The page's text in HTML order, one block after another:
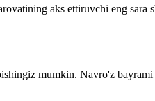
aks ettiruvchi eng
mumkin. Navro'z